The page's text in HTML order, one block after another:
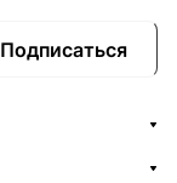
Подписаться